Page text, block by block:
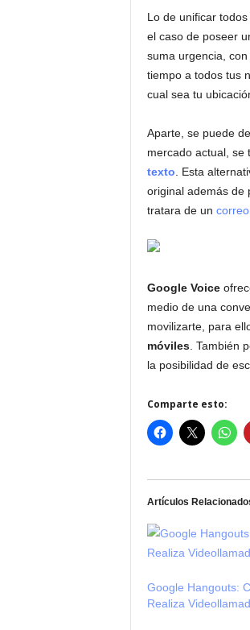
Lo de unificar todos
el caso de poseer
suma urgencia, con
tiempo a todos tus
cual sea tu
Aparte, se puede
mercado actual, se
texto . Esta
original además de
tratara de un
Google Voice
medio de una
movilizarte, para
móviles. También
la posibilidad de
Comparte esto:
Artículos
Google Hangouts:
Realiza